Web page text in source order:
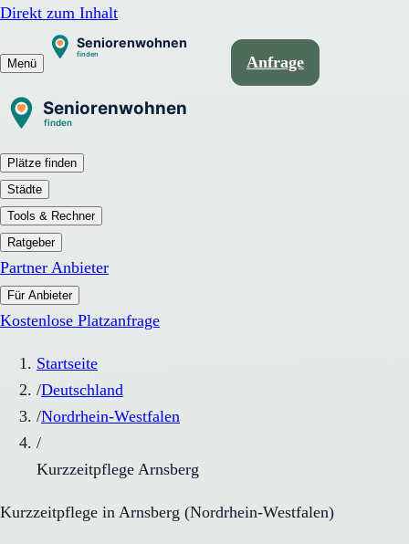
Direkt zum Inhalt
Menü Anfrage
Plätze finden
Städte
Tools & Rechner
Ratgeber
Partner Anbieter
Für Anbieter
Kostenlose Platzanfrage
Startseite
/Deutschland
/Nordrhein-Westfalen
/
Kurzzeitpflege Arnsberg
Kurzzeitpflege in Arnsberg (Nordrhein-Westfalen)